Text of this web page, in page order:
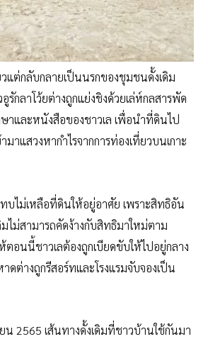
แต่กลับกลายเป็นนรกของชุมชนดั้งเดิม
รักลาโว้ยต่างถูกแย่งชิงด้วยเล่ห์กลสารพัด
าและหนังสือของชาวเล เพื่อนำที่ดินไป
มาแสวงหากำไรจากการท่องเที่ยวบนเกาะ
บไม่เหลือที่ดินให้อยู่อาศัย เพราะสิทธิอัน
ไม่สามารถคัดง้างกับสิทธิมาใหม่ตาม
อนนี้ชาวเลต้องถูกเบียดขับให้ไปอยู่กลาง
ดต่างถูกรีสอร์ทและโรงแรมจับจองเป็น
2565 เส้นทางดั้งเดิมที่ชาวบ้านใช้กันมา